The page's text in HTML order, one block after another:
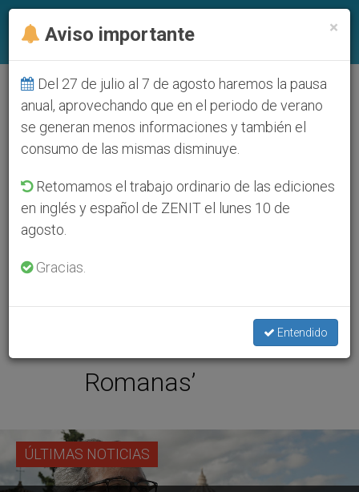
ETIQUETA
Posts Tagged
‘Delegado Del Padre
General De La
Para Las Casas Y
Obras
Interprovinciales
Romanas’
ÚLTIMAS NOTICIAS
×
Aviso importante
Del 27 de julio al 7 de agosto haremos la pausa
anual, aprovechando que en el periodo de verano
se generan menos informaciones y también el
consumo de las mismas disminuye.
Retomamos el trabajo ordinario de las ediciones
en inglés y español de ZENIT el lunes 10 de
agosto.
Gracias.
Entendido